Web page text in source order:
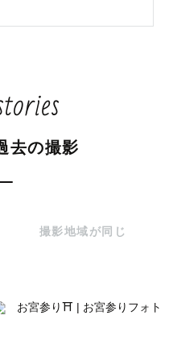
然体の姿をたくさん残さ
に行わせていただきます
去の撮影
撮影地域が同じ